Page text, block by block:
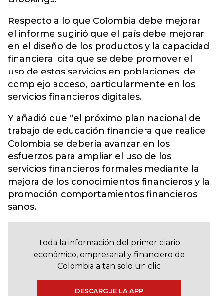
Respecto a lo que Colombia debe mejorar
el informe sugirió que el país debe mejorar
en el diseño de los productos y la capacidad
financiera, cita que se debe promover el
uso de estos servicios en poblaciones de
complejo acceso, particularmente en los
servicios financieros digitales.
Y añadió que “el próximo plan nacional de
trabajo de educación financiera que realice
Colombia se debería avanzar en los
esfuerzos para ampliar el uso de los
servicios financieros formales mediante la
mejora de los conocimientos financieros y la
promoción comportamientos financieros
sanos.
Toda la información del primer diario
económico, empresarial y financiero de
Colombia a tan solo un clic
DESCARGUE LA APP